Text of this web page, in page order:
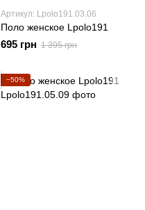
Артикул: Lpolo191.03.06
Поло женское Lpolo191
695 грн 1 395 грн
−50%